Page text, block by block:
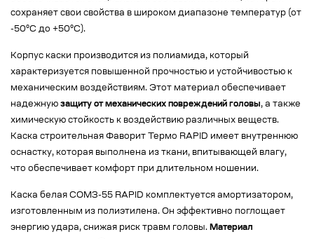
сохраняет свои свойства в широком диапазоне температур (от
-50°C до +50°C).
Корпус каски производится из полиамида, который
характеризуется повышенной прочностью и устойчивостью к
механическим воздействиям. Этот материал обеспечивает
надежную защиту от механических повреждений головы, а также
химическую стойкость к воздействию различных веществ.
Каска строительная Фаворит Термо RAPID имеет внутреннюю
оснастку, которая выполнена из ткани, впитывающей влагу,
что обеспечивает комфорт при длительном ношении.
Каска белая СОМЗ-55 RAPID комплектуется амортизатором,
изготовленным из полиэтилена. Он эффективно поглощает
энергию удара, снижая риск травм головы. Материал